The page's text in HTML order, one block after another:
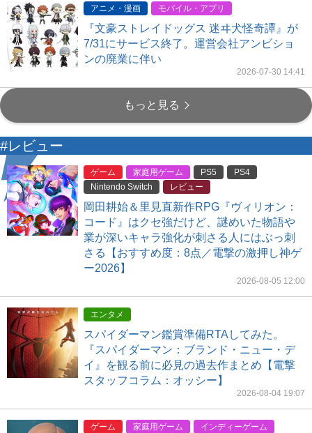
アニメ・漫画 モバイル・アプリ
『文豪ストレイドッグス 迷ヰ犬怪奇譚』が
7/31にサービス終了。運営会社アンビショ
ンの廃業に伴い
2026-07-30 14:41
もっと見る
#レビュー
ゲーム 家庭用ゲーム PS5
PS4
Nintendo Switch
レビュー
岡田耕始＆里見直新作RPG『ヴィリオン：
コード』はクセ強だけど、謎めいた物語や
業が深いキャラ強化が刺さる人にはぶっ刺
さる【おすすめ度：8点／電撃の激押し神ゲ
ー2026】
2026-08-05 12:00
エンタメ
スパイダーマン鑑賞準備RTAしてみた。
『スパイダーマン：ブランド・ニュー・デ
イ』を観る前に必見の過去作まとめ【電撃
スタッフコラム：オッシー】
2026-08-04 19:07
ゲーム 家庭用ゲーム
インディーゲーム